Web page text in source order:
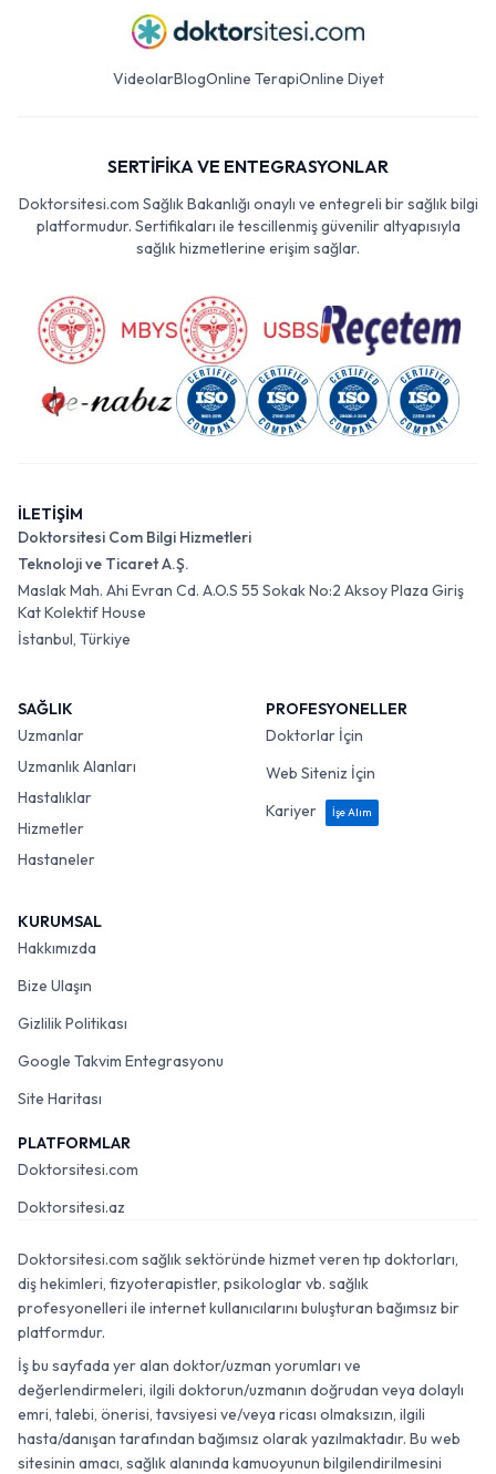
VideolarBlogOnline TerapiOnline Diyet
SERTİFİKA VE ENTEGRASYONLAR
Doktorsitesi.com Sağlık Bakanlığı onaylı ve entegreli bir sağlık bilgi
platformudur. Sertifikaları ile tescillenmiş güvenilir altyapısıyla
sağlık hizmetlerine erişim sağlar.
İLETİŞİM
Doktorsitesi Com Bilgi Hizmetleri
Teknoloji ve Ticaret A.Ş.
Maslak Mah. Ahi Evran Cd. A.O.S 55 Sokak No:2 Aksoy Plaza Giriş
Kat Kolektif House
İstanbul, Türkiye
SAĞLIK
Uzmanlar
Uzmanlık Alanları
Hastalıklar
Hizmetler
Hastaneler
PROFESYONELLER
Doktorlar İçin
Web Siteniz İçin
Kariyer
İşe Alım
KURUMSAL
Hakkımızda
Bize Ulaşın
Gizlilik Politikası
Google Takvim Entegrasyonu
Site Haritası
PLATFORMLAR
Doktorsitesi.com
Doktorsitesi.az
Doktorsitesi.com sağlık sektöründe hizmet veren tıp doktorları,
diş hekimleri, fizyoterapistler, psikologlar vb. sağlık
profesyonelleri ile internet kullanıcılarını buluşturan bağımsız bir
platformdur.
İş bu sayfada yer alan doktor/uzman yorumları ve
değerlendirmeleri, ilgili doktorun/uzmanın doğrudan veya dolaylı
emri, talebi, önerisi, tavsiyesi ve/veya ricası olmaksızın, ilgili
hasta/danışan tarafından bağımsız olarak yazılmaktadır. Bu web
sitesinin amacı, sağlık alanında kamuoyunun bilgilendirilmesini